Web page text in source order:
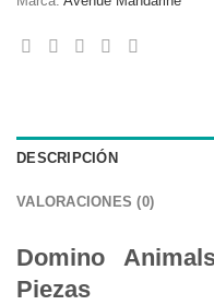
DESCRIPCIÓN
VALORACIONES (0)
Domino
Piezas